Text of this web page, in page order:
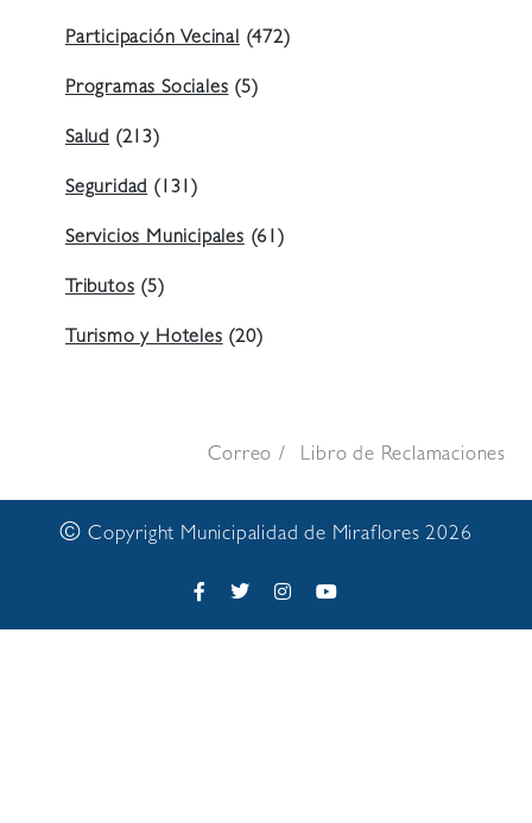
Participación Vecinal (472)
Programas Sociales (5)
Salud (213)
Seguridad (131)
Servicios Municipales (61)
Tributos (5)
Turismo y Hoteles (20)
Correo Libro de Reclamaciones
© Copyright Municipalidad de Miraflores 2026